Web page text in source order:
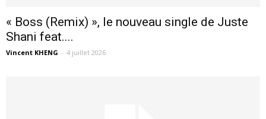
« Boss (Remix) », le nouveau single de Juste
Shani feat....
Vincent KHENG - 4 juillet 2026